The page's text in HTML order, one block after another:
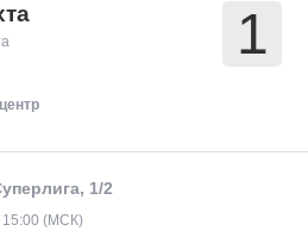
1
1/2
15:00 (МСК)